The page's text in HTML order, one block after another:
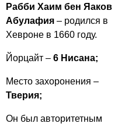
Рабби Хаим бен Яаков
Абулафия – родился в
Хевроне в 1660 году.
Йорцайт – 6 Нисана;
Место захоронения –
Тверия;
Он был авторитетным